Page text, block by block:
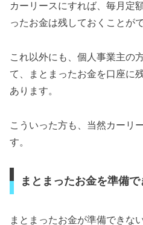
カーリースにすれば、毎月定
ったお金は残しておくことが
これ以外にも、個人事業主の
て、まとまったお金を口座に
あります。
こういった方も、当然カーリ
す。
まとまったお金を準備で
まとまったお金が準備できない